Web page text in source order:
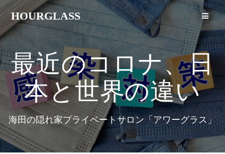
HOURGLASS
最近のコロナ、日
本と世界の違い
海田の隠れ家プライベートサロン「アワーグラス」